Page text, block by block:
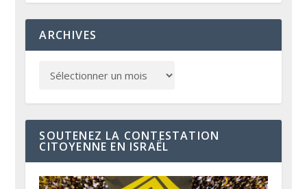
ARCHIVES
SOUTENEZ LA CONTESTATION
CITOYENNE EN ISRAËL